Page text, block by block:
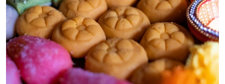
COMPRAR MANGOS